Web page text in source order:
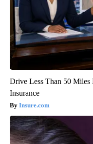
Drive Less Than 50 Miles
Insurance
Insure.com